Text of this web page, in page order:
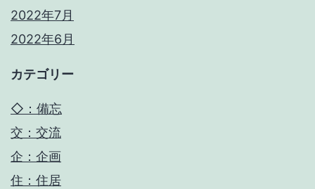
2022年7月
2022年6月
カテゴリー
◇：備忘
交：交流
企：企画
住：住居